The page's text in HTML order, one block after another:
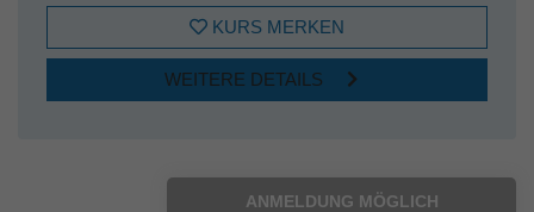
KURS MERKEN
WEITERE DETAILS
ANMELDUNG MÖGLICH